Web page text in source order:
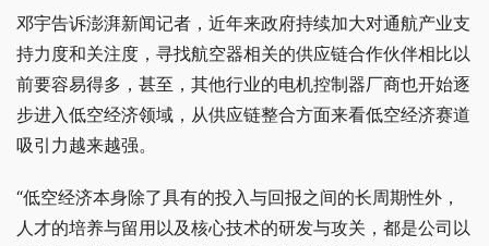
邓宇告诉澎湃新闻记者，近年来政府持续加大对通航产业支
持力度和关注度，寻找航空器相关的供应链合作伙伴相比以
前要容易得多，甚至，其他行业的电机控制器厂商也开始逐
步进入低空经济领域，从供应链整合方面来看低空经济赛道
吸引力越来越强。
“低空经济本身除了具有的投入与回报之间的长周期性外，
人才的培养与留用以及核心技术的研发与攻关，都是公司以